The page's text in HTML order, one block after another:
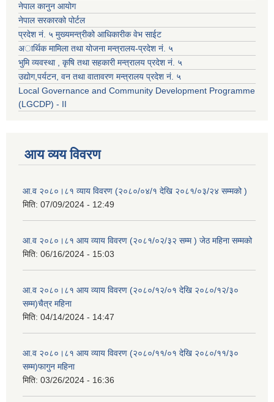
नेपाल कानुन आयोग
नेपाल सरकारको पोर्टल
प्रदेश नं. ५ मुख्यमन्त्रीको आधिकारीक वेभ साईट
अार्थिक मामिला तथा योजना मन्त्रालय-प्रदेश नं. ५
भुमि व्यवस्था , कृषि तथा सहकारी मन्त्रालय प्रदेश नं. ५
उद्याेग,पर्यटन, वन तथा वातावरण मन्त्रालय प्रदेश नं. ५
Local Governance and Community Development Programme
(LGCDP) - II
आय व्यय विवरण
आ.व २०८०।८१ व्याय विवरण (२०८०/०४/१ देखि २०८१/०३/२४ सम्मको )
मिति: 07/09/2024 - 12:49
आ.व २०८०।८१ आय व्याय विवरण (२०८१/०२/३२ सम्म ) जेठ महिना सम्मको
मिति: 06/16/2024 - 15:03
आ.व २०८०।८१ आय व्याय विवरण (२०८०/१२/०१ देखि २०८०/१२/३०
सम्म)चैत्र महिना
मिति: 04/14/2024 - 14:47
आ.व २०८०।८१ आय व्याय विवरण (२०८०/११/०१ देखि २०८०/११/३०
सम्म)फागुन महिना
मिति: 03/26/2024 - 16:36